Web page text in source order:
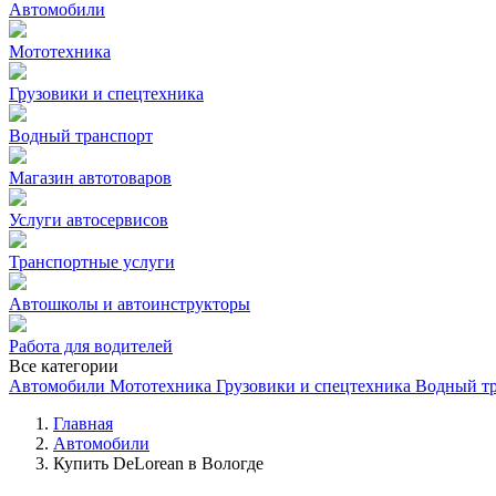
Автомобили
Мототехника
Грузовики и спецтехника
Водный транспорт
Магазин автотоваров
Услуги автосервисов
Транспортные услуги
Автошколы и автоинструкторы
Работа для водителей
Все категории
Автомобили Мототехника Грузовики и спецтехника Водный
Главная
Автомобили
Купить DeLorean в Вологде